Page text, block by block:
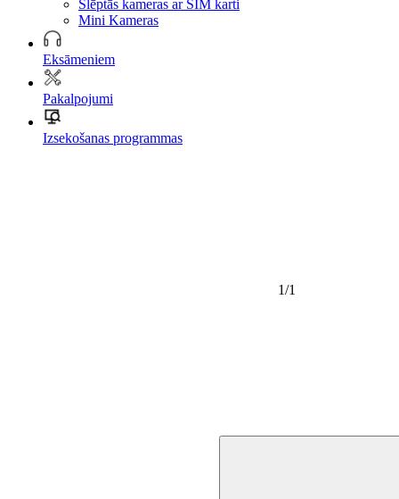
Slēptās kameras ar SIM karti
Mini Kameras
Eksāmeniem
Pakalpojumi
Izsekošanas programmas
1/1